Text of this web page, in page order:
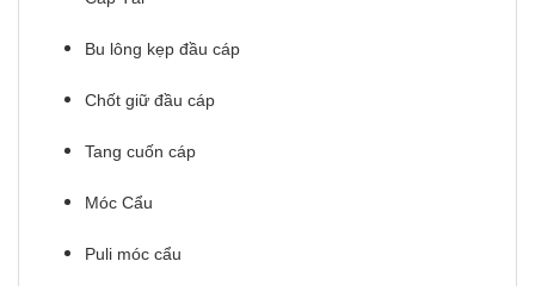
Bu lông kẹp đầu cáp
Chốt giữ đầu cáp
Tang cuốn cáp
Móc Cẩu
Puli móc cẩu